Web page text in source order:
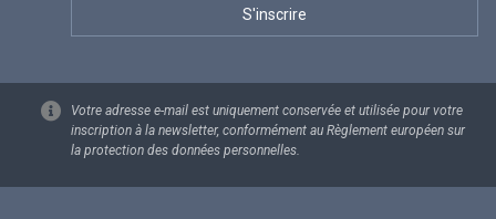
Votre adresse e-mail est uniquement conservée et utilisée pour votre
inscription à la newsletter, conformément au Règlement européen sur
la protection des données personnelles.